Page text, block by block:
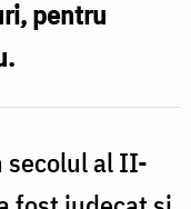
pentru
secolul al II-